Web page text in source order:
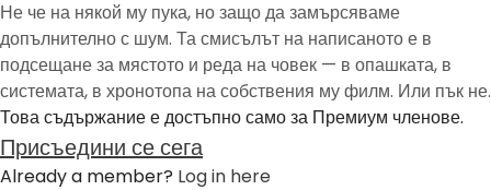
Не че на някой му пука, но защо да замърсяваме
допълнително с шум. Та смисълът на написаното е в
подсещане за мястото и реда на човек — в опашката, в
системата, в хронотопа на собствения му филм. Или пък не.
Това съдържание е достъпно само за Премиум членове.
Присъедини се сега
Already a member? Log in here